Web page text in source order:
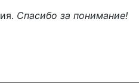
Спасибо за понимание!